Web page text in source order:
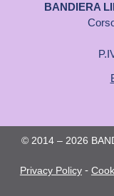
BANDIERA
© 2014 – 2026
Privacy Policy -